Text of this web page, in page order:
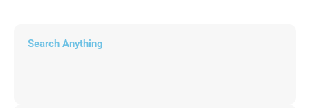
Search Anything